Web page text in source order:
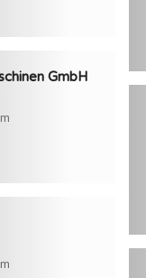
GmbH